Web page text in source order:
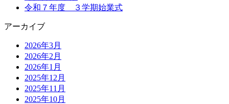
令和７年度 ３学期始業式
アーカイブ
2026年3月
2026年2月
2026年1月
2025年12月
2025年11月
2025年10月